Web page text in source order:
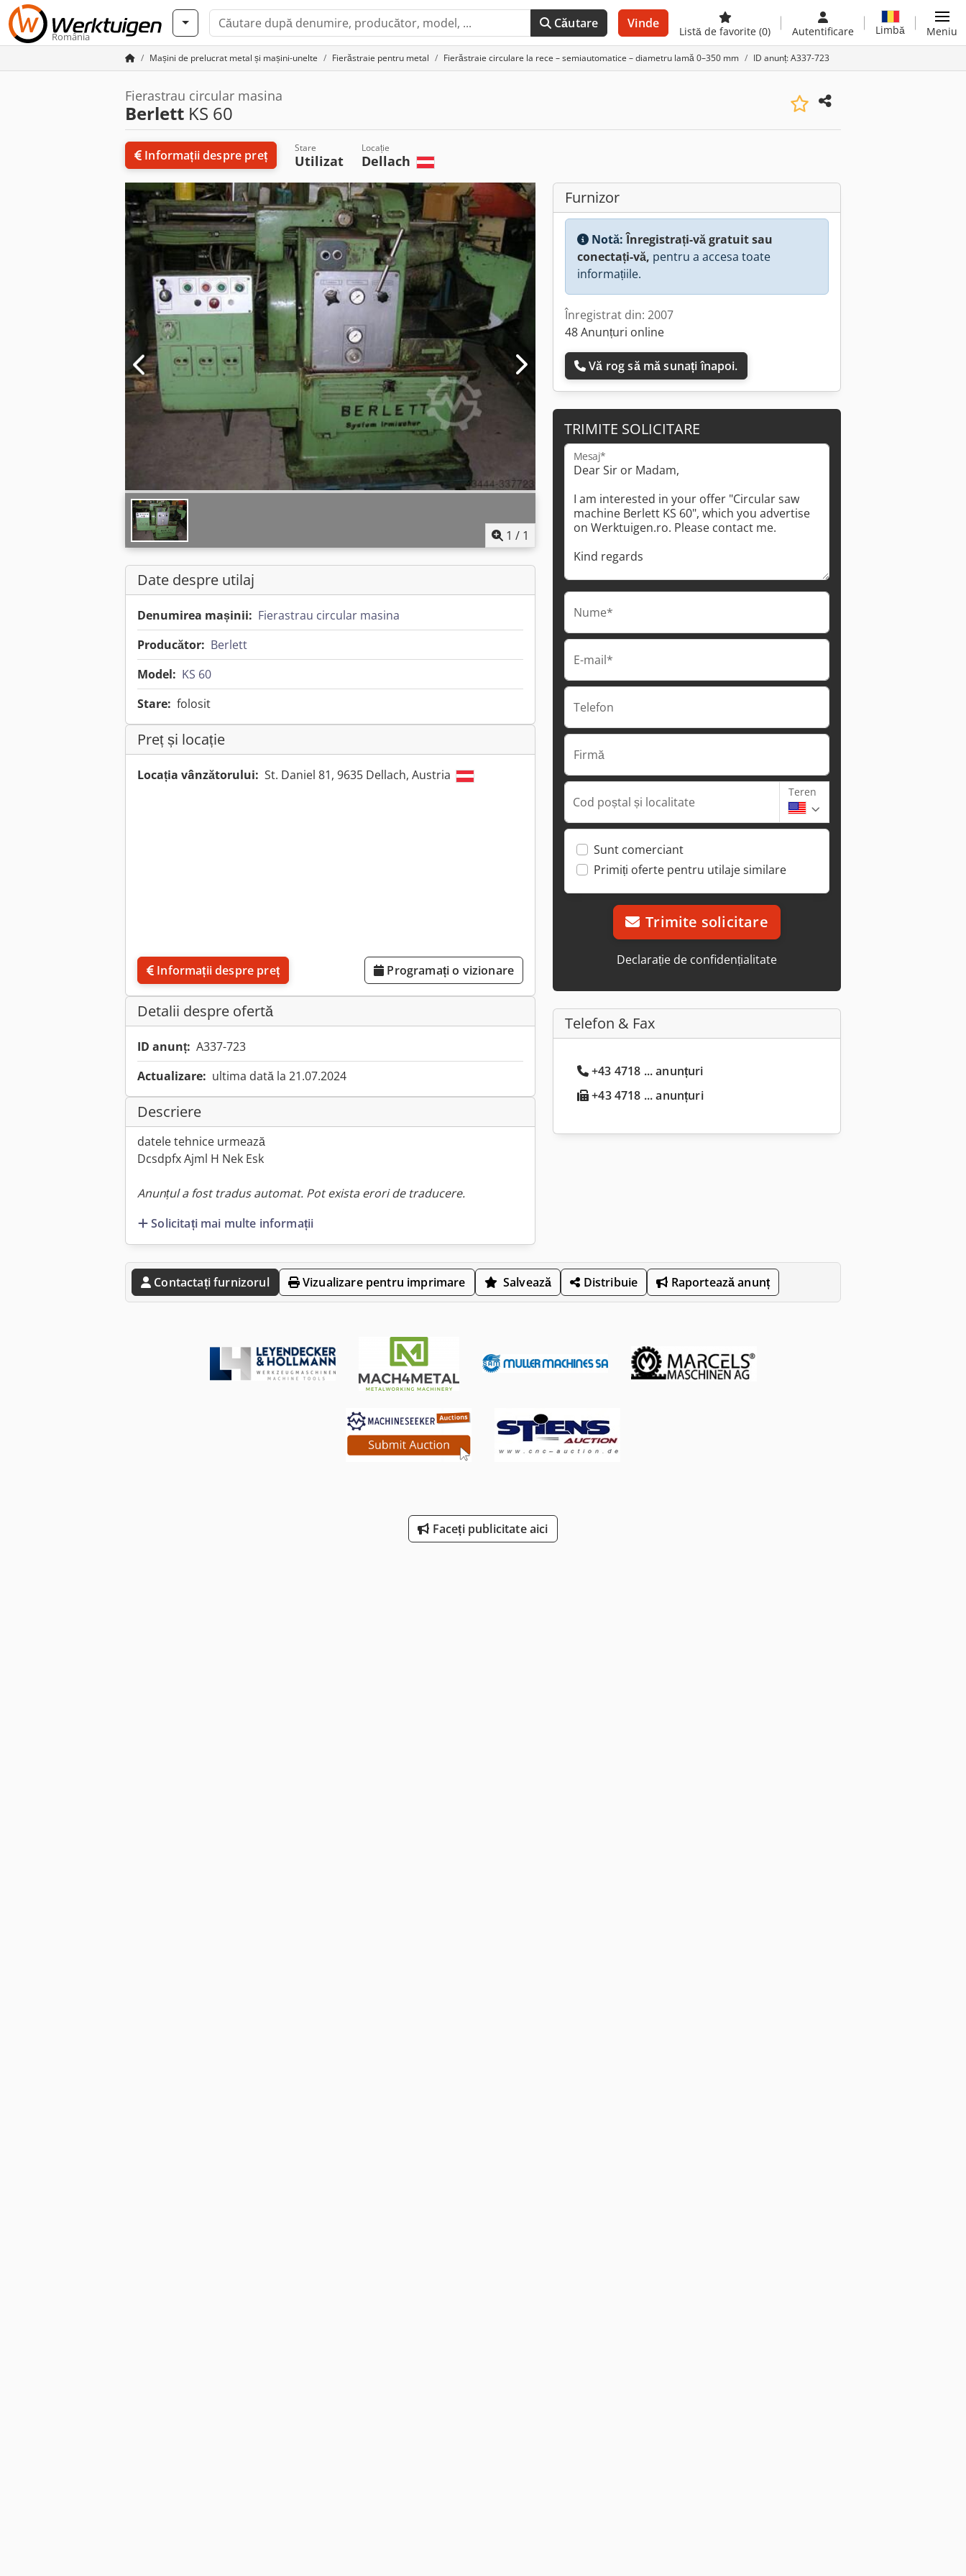
România
Căutare Vinde
Listă de favorite (0) Autentificare Limbă Meniu
Mașini de prelucrat metal și mașini-unelte Fierăstraie pentru metal Fierăstraie circulare la rece – semiautomatice – diametru lamă 0–350 mm ID anunț: A337-723
Fierastrau circular masina
Berlett KS 60
Informații despre preț Stare
Utilizat
Locație
Dellach
Solicită mai multe imagini
1 / 1
Date despre utilaj
Denumirea mașinii: Fierastrau circular masina
Producător: Berlett
Model: KS 60
Stare: folosit
Preț și locație
Locația vânzătorului: St. Daniel 81, 9635 Dellach, Austria
Informații despre preț Programați o vizionare
Detalii despre ofertă
ID anunț: A337-723
Actualizare: ultima dată la 21.07.2024
Descriere
datele tehnice urmează
Dcsdpfx Ajml H Nek Esk
Anunțul a fost tradus automat. Pot exista erori de traducere.
Solicitați mai multe informații
Furnizor
Notă:Înregistrați-vă gratuit sau
conectați-vă, pentru a accesa toate
informațiile.
Înregistrat din: 2007
48 Anunțuri online
Vă rog să mă sunați înapoi.
TRIMITE SOLICITARE
Mesaj*
Nume*
E-mail*
Telefon
Firmă
Cod poștal și localitate
Teren
Sunt comerciant
Primiți oferte pentru utilaje similare
Trimite solicitare
Declarație de confidențialitate
Telefon & Fax
+43 4718 ... anunțuri
+43 4718 ... anunțuri
Contactați furnizorul Vizualizare pentru imprimare Salvează Distribuie Raportează anunț
Faceți publicitate aici